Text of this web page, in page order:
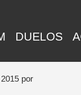
DUELOS
por